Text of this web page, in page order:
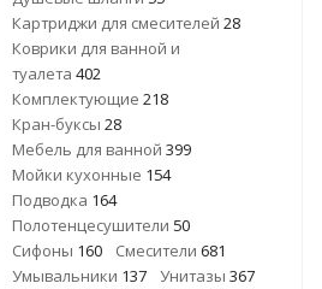
Картриджи для смесителей 28
Коврики для ванной и
туалета 402
Комплектующие 218
Кран-буксы 28
Мебель для ванной 399
Мойки кухонные 154
Подводка 164
Полотенцесушители 50
Сифоны 160 Смесители 681
Умывальники 137 Унитазы 367